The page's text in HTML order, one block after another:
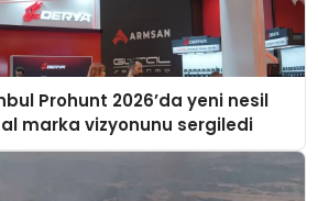
Prohunt 2026’da yeni nesil
marka vizyonunu sergiledi